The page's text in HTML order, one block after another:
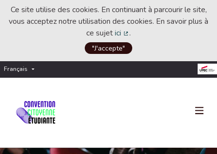
Ce site utilise des cookies. En continuant à parcourir le site,
vous acceptez notre utilisation des cookies. En savoir plus à
ce sujetici
(Lien externe)
.
"J'accepte"
Français Choisir la langue